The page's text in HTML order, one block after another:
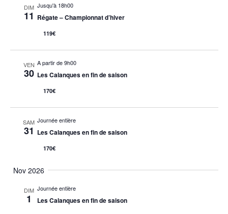
DIM
11
Jusqu'à 18h00
Régate – Championnat d’hiver
119€
VEN
30
A partir de 9h00
Les Calanques en fin de saison
170€
SAM
31
Journée entière
Les Calanques en fin de saison
170€
Nov 2026
DIM
1
Journée entière
Les Calanques en fin de saison